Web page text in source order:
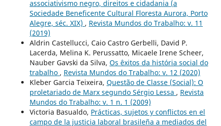
associativismo negro, direitos e cidadania (a
Sociedade Beneficente Cultural Floresta Aurora, Porto
Alegre, séc. XIX) , Revista Mundos do Trabalho: v. 11
(2019)
Aldrin Castellucci, Caio Castro Gerbelli, David P.
Lacerda, Melina K. Perussatto, Micaele Irene Scheer,
Nauber Gavski da Silva, Os êxitos da história social do
trabalho , Revista Mundos do Trabalho: v. 12 (2020)
Kleber Garcia Teixeira, Questão de Classe (Social): O
proletariado de Marx segundo Sérgio Lessa , Revista
Mundos do Trabalho: v. 1 n. 1 (2009)
Victoria Basualdo, Prácticas, sujetos y conflictos en el
campo de la justicia laboral brasileña a mediados del